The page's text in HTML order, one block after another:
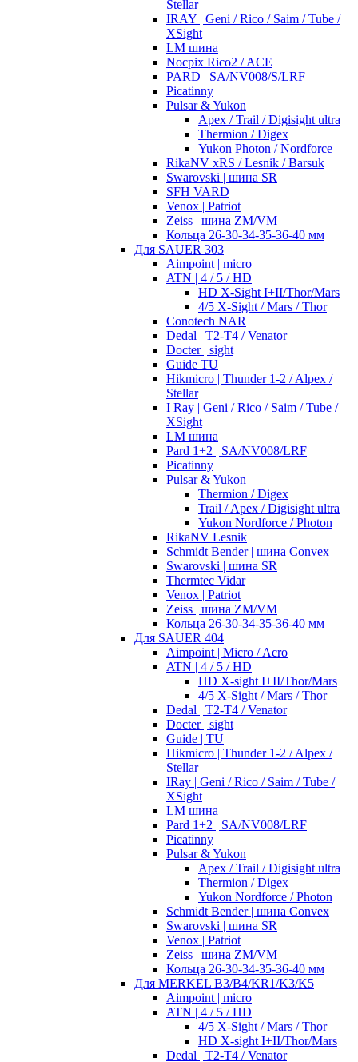
Stellar
IRAY | Geni / Rico / Saim / Tube /
XSight
LM шина
Nocpix Rico2 / ACE
PARD | SA/NV008/S/LRF
Picatinny
Pulsar & Yukon
Apex / Trail / Digisight ultra
Thermion / Digex
Yukon Photon / Nordforce
RikaNV xRS / Lesnik / Barsuk
Swarovski | шина SR
SFH VARD
Venox | Patriot
Zeiss | шина ZM/VM
Кольца 26-30-34-35-36-40 мм
Для SAUER 303
Aimpoint | micro
ATN | 4 / 5 / HD
HD X-Sight I+II/Thor/Mars
4/5 X-Sight / Mars / Thor
Conotech NAR
Dedal | T2-T4 / Venator
Docter | sight
Guide TU
Hikmicro | Thunder 1-2 / Alpex /
Stellar
I Ray | Geni / Rico / Saim / Tube /
XSight
LM шина
Pard 1+2 | SA/NV008/LRF
Picatinny
Pulsar & Yukon
Thermion / Digex
Trail / Apex / Digisight ultra
Yukon Nordforce / Photon
RikaNV Lesnik
Schmidt Bender | шина Convex
Swarovski | шина SR
Thermtec Vidar
Venox | Patriot
Zeiss | шина ZM/VM
Кольца 26-30-34-35-36-40 мм
Для SAUER 404
Aimpoint | Micro / Acro
ATN | 4 / 5 / HD
HD X-sight I+II/Thor/Mars
4/5 X-Sight / Mars / Thor
Dedal | T2-T4 / Venator
Docter | sight
Guide | TU
Hikmicro | Thunder 1-2 / Alpex /
Stellar
IRay | Geni / Rico / Saim / Tube /
XSight
LM шина
Pard 1+2 | SA/NV008/LRF
Picatinny
Pulsar & Yukon
Apex / Trail / Digisight ultra
Thermion / Digex
Yukon Nordforce / Photon
Schmidt Bender | шина Convex
Swarovski | шина SR
Venox | Patriot
Zeiss | шина ZM/VM
Кольца 26-30-34-35-36-40 мм
Для MERKEL B3/B4/KR1/K3/K5
Aimpoint | micro
ATN | 4 / 5 / HD
4/5 X-Sight / Mars / Thor
HD X-sight I+II/Thor/Mars
Dedal | T2-T4 / Venator